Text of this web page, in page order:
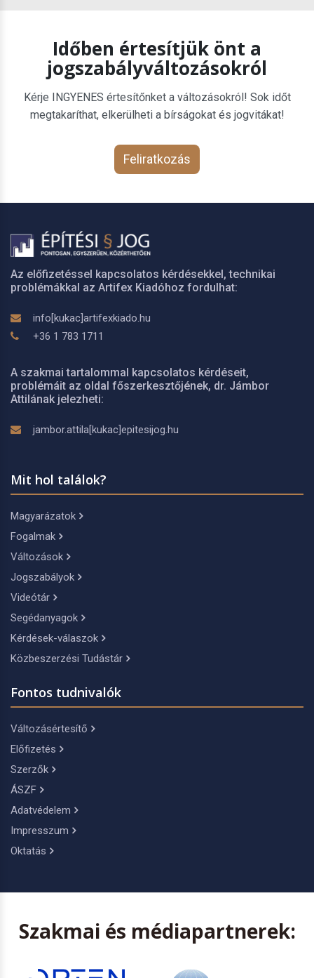
Időben értesítjük önt a
jogszabályváltozásokról
Kérje INGYENES értesítőnket a változásokról! Sok időt
megtakaríthat, elkerülheti a bírságokat és jogvitákat!
Feliratkozás
Az előfizetéssel kapcsolatos kérdésekkel, technikai
problémákkal az Artifex Kiadóhoz fordulhat:
info[kukac]artifexkiado.hu
+36 1 783 1711
A szakmai tartalommal kapcsolatos kérdéseit,
problémáit az oldal főszerkesztőjének, dr. Jámbor
Attilának jelezheti:
jambor.attila[kukac]epitesijog.hu
Mit hol találok?
Magyarázatok
Fogalmak
Változások
Jogszabályok
Videótár
Segédanyagok
Kérdések-válaszok
Közbeszerzési Tudástár
Fontos tudnivalók
Változásértesítő
Előfizetés
Szerzők
ÁSZF
Adatvédelem
Impresszum
Oktatás
Szakmai és médiapartnerek: